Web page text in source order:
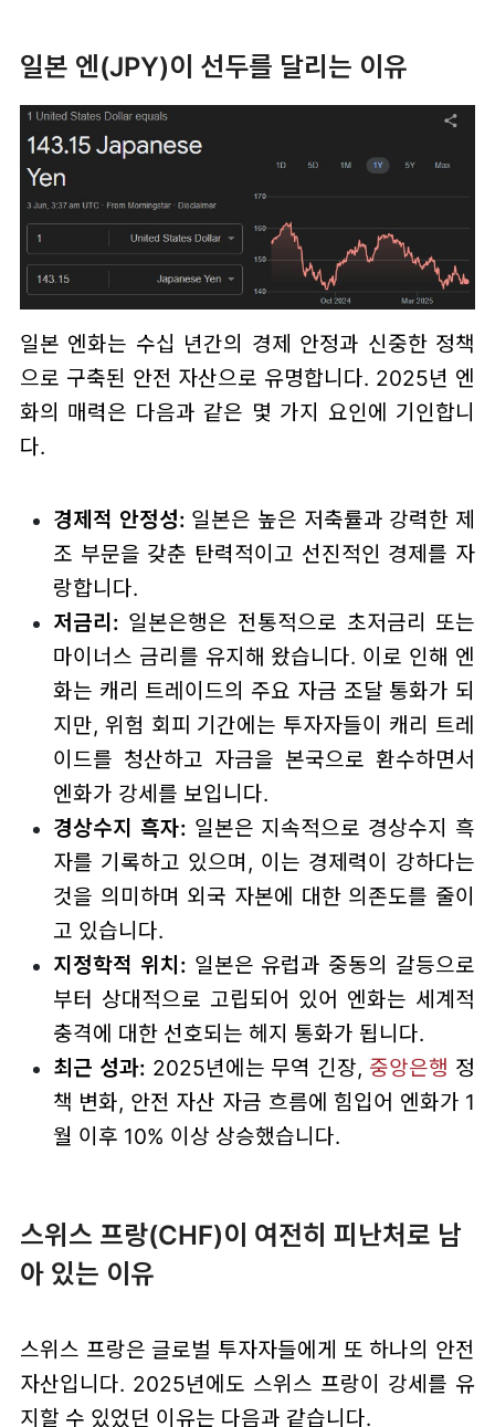
일본 엔(JPY)이 선두를 달리는 이유
일본 엔화는 수십 년간의 경제 안정과 신중한 정책
으로 구축된 안전 자산으로 유명합니다. 2025년 엔
화의 매력은 다음과 같은 몇 가지 요인에 기인합니
다.
경제적 안정성: 일본은 높은 저축률과 강력한 제
조 부문을 갖춘 탄력적이고 선진적인 경제를 자
랑합니다.
저금리: 일본은행은 전통적으로 초저금리 또는
마이너스 금리를 유지해 왔습니다. 이로 인해 엔
화는 캐리 트레이드의 주요 자금 조달 통화가 되
지만, 위험 회피 기간에는 투자자들이 캐리 트레
이드를 청산하고 자금을 본국으로 환수하면서
엔화가 강세를 보입니다.
경상수지 흑자: 일본은 지속적으로 경상수지 흑
자를 기록하고 있으며, 이는 경제력이 강하다는
것을 의미하며 외국 자본에 대한 의존도를 줄이
고 있습니다.
지정학적 위치: 일본은 유럽과 중동의 갈등으로
부터 상대적으로 고립되어 있어 엔화는 세계적
충격에 대한 선호되는 헤지 통화가 됩니다.
최근 성과: 2025년에는 무역 긴장, 중앙은행 정
책 변화, 안전 자산 자금 흐름에 힘입어 엔화가 1
월 이후 10% 이상 상승했습니다.
스위스 프랑(CHF)이 여전히 피난처로 남
아 있는 이유
스위스 프랑은 글로벌 투자자들에게 또 하나의 안전
자산입니다. 2025년에도 스위스 프랑이 강세를 유
지할 수 있었던 이유는 다음과 같습니다.